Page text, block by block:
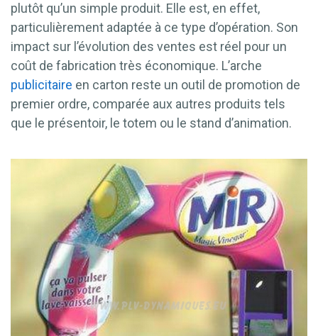
plutôt qu’un simple produit. Elle est, en effet,
particulièrement adaptée à ce type d’opération. Son
impact sur l’évolution des ventes est réel pour un
coût de fabrication très économique. L’arche
publicitaire en carton reste un outil de promotion de
premier ordre, comparée aux autres produits tels
que le présentoir, le totem ou le stand d’animation.